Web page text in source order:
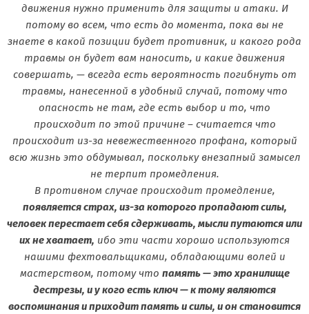
движения нужно применить для защиты и атаки. И
потому во всем, что есть до момента, пока вы не
знаете в какой позиции будет противник, и какого рода
травмы он будет вам наносить, и какие движения
совершать, — всегда есть вероятность погибнуть от
травмы, нанесенной в удобный случай, потому что
опасность не там, где есть выбор и то, что
происходит по этой причине – считается что
происходит из-за невежественного профана, который
всю жизнь это обдумывал, поскольку внезапный замысел
не терпит промедления.
В противном случае происходит промедление,
появляется страх, из-за которого пропадают силы,
человек перестает себя сдерживать, мысли путаются или
их не хватает, ибо эти части хорошо используются
нашими фехтовальщиками, обладающими волей и
мастерством, потому что память — это хранилище
дестрезы, и у кого есть ключ — к тому являются
воспоминания и приходит память и силы, и он становится